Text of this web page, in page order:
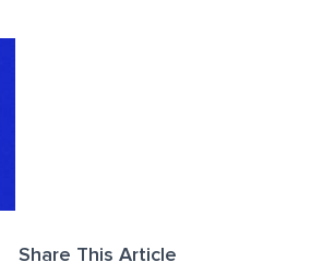
Share This Article